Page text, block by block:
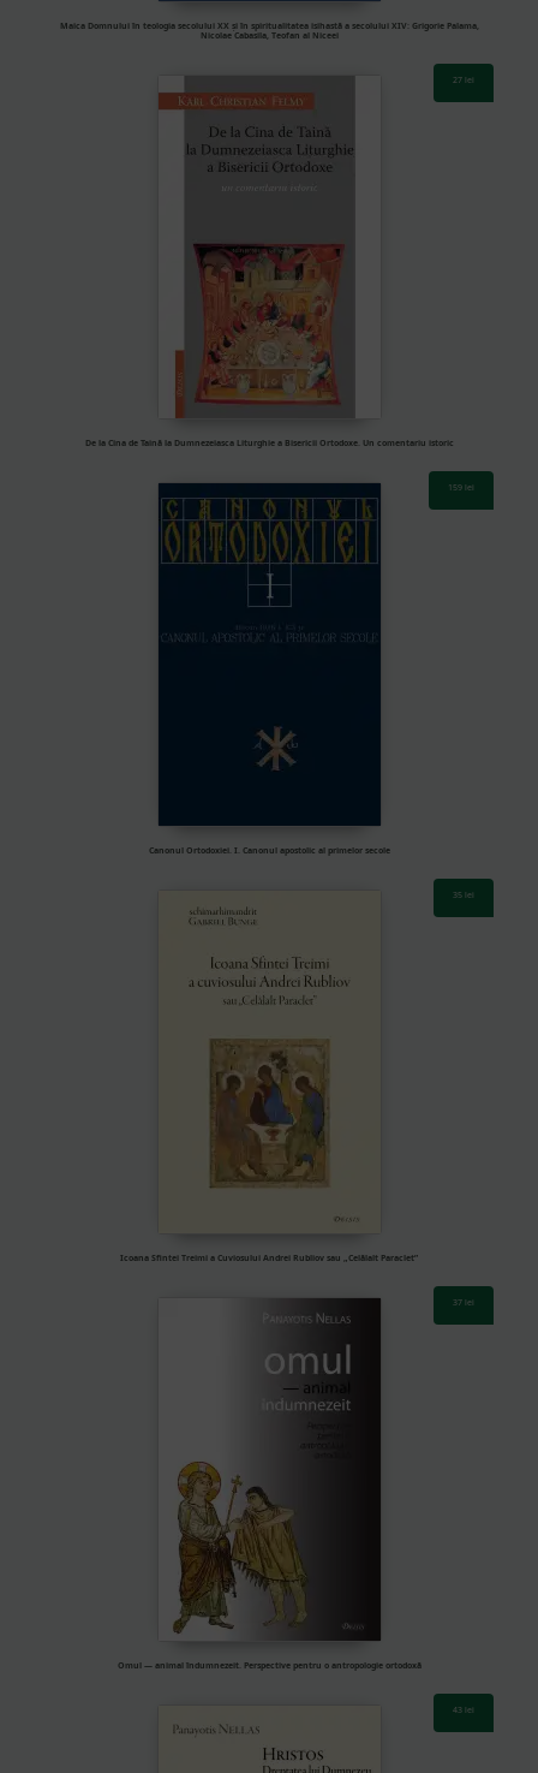
Maica Domnului în teologia secolului XX și în spiritualitatea isihastă a secolului XIV: Grigorie Palama,
Nicolae Cabasila, Teofan al Niceei
De la Cina de Taină la Dumnezeiasca Liturghie a Bisericii Ortodoxe. Un comentariu istoric
27lei
Canonul Ortodoxiei. I. Canonul apostolic al primelor secole
159lei
Icoana Sfintei Treimi a Cuviosului Andrei Rubliov sau „Celălalt Paraclet”
35lei
Omul — animal îndumnezeit. Perspective pentru o antropologie ortodoxă
37lei
43lei